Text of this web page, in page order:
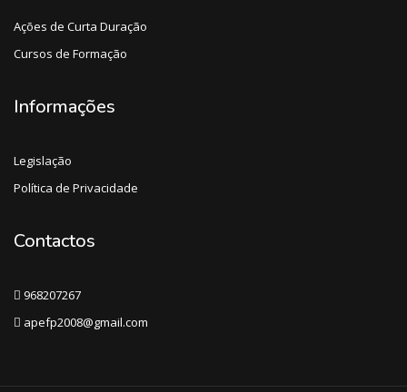
Ações de Curta Duração
Cursos de Formação
Informações
Legislação
Política de Privacidade
Contactos
968207267
apefp2008@gmail.com